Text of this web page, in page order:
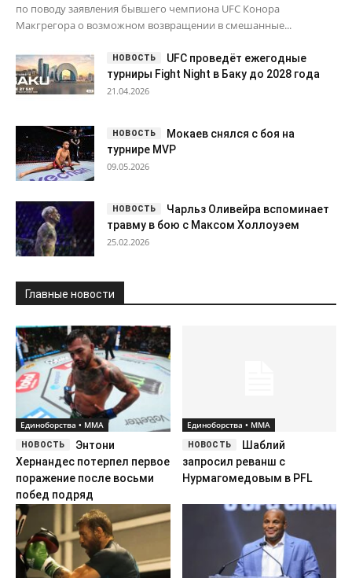
по поводу заявления бывшего чемпиона UFC Конора
Макгрегора о возможном возвращении в смешанные...
UFC проведёт ежегодные
турниры Fight Night в Баку до 2028 года
21.04.2026
Мокаев снялся с боя на
турнире MVP
09.05.2026
Чарльз Оливейра вспоминает
травму в бою с Максом Холлоуэем
25.02.2026
Главные новости
Единоборства • ММА
Энтони
Хернандес потерпел первое
поражение после восьми
побед подряд
Единоборства • ММА
Шаблий
запросил реванш с
Нурмагомедовым в PFL